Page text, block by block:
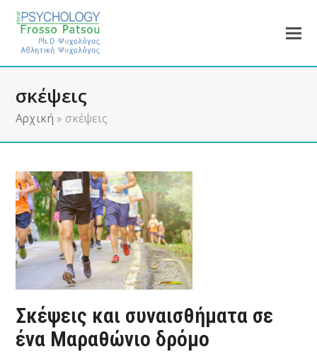
σκέψεις
Αρχική » σκέψεις
Σκέψεις και συναισθήματα σε
ένα Μαραθώνιο δρόμο